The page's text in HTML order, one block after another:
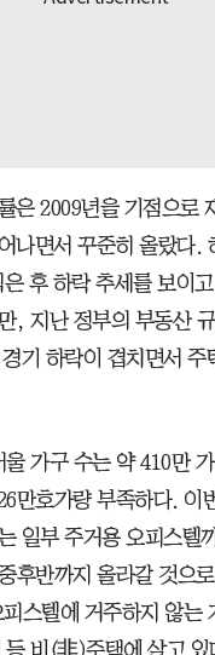
은 2009년을 기점으로
나면서 꾸준히 올랐다.
후 하락 추세를 보이
, 지난 정부의 부동산
기 하락이 겹치면서 주
울 가구 수는 약 410만
만호가량 부족하다. 이
일부 주거용 오피스텔
후반까지 올라갈 것으
스텔에 거주하지 않는
비(非)주택에 살고 있